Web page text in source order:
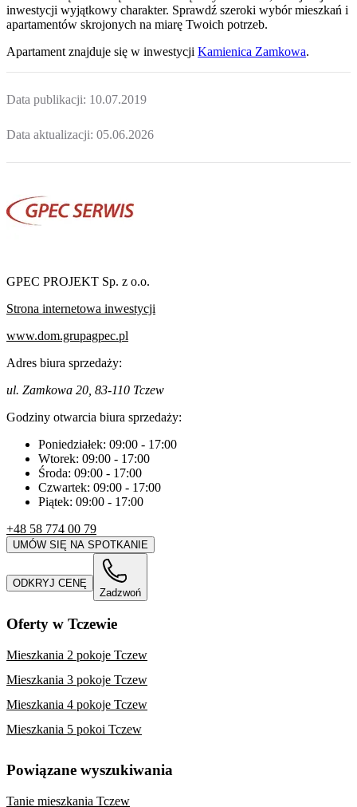
inwestycji wyjątkowy charakter. Sprawdź szeroki wybór mieszkań i
apartamentów skrojonych na miarę Twoich potrzeb.
Apartament znajduje się w inwestycji Kamienica Zamkowa.
Data publikacji: 10.07.2019
Data aktualizacji: 05.06.2026
GPEC PROJEKT Sp. z o.o.
Strona internetowa inwestycji
www.dom.grupagpec.pl
Adres biura sprzedaży:
ul. Zamkowa 20, 83-110 Tczew
Godziny otwarcia biura sprzedaży:
Poniedziałek: 09:00 - 17:00
Wtorek: 09:00 - 17:00
Środa: 09:00 - 17:00
Czwartek: 09:00 - 17:00
Piątek: 09:00 - 17:00
+48 58 774 00 79
UMÓW SIĘ NA SPOTKANIE
ODKRYJ CENĘ
Zadzwoń
Oferty w Tczewie
Mieszkania 2 pokoje Tczew
Mieszkania 3 pokoje Tczew
Mieszkania 4 pokoje Tczew
Mieszkania 5 pokoi Tczew
Powiązane wyszukiwania
Tanie mieszkania Tczew